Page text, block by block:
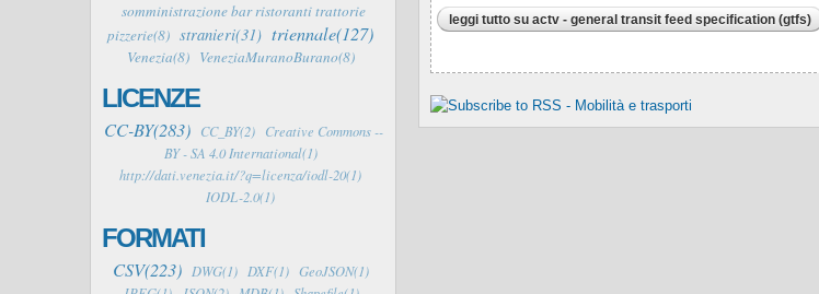
somministrazione bar ristoranti trattorie
pizzerie(8) stranieri(31) triennale(127)
Venezia(8) VeneziaMuranoBurano(8)
LICENZE
CC-BY(283) CC_BY(2)
Creative Commons --
BY - SA 4.0 International(1)
http://dati.venezia.it/?q=licenza/iodl-20(1)
IODL-2.0(1)
FORMATI
CSV(223) DWG(1) DXF(1) GeoJSON(1)
leggi tutto su actv - general transit feed specification (gtfs)